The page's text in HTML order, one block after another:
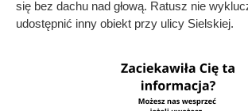
się bez dachu nad głową. Ratusz nie
udostępnić inny obiekt przy ulicy Sielskiej.